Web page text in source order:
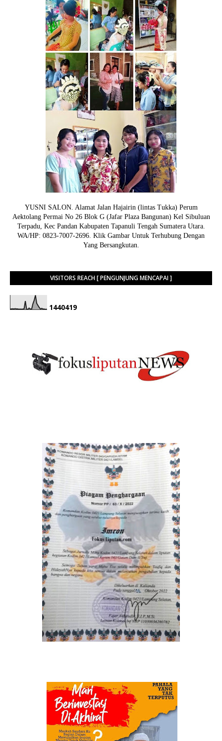
YUSNI SALON. Alamat Jalan Hajairin (lintas Tukka) Perum
Aektolang Permai No 26 Blok G (Jafar Plaza Bangunan) Kel Sibuluan
Terpadu, Kec Pandan Kabupaten Tapanuli Tengah Sumatera Utara.
WA/HP: 0823-7007-2696. Klik Gambar Untuk Terhubung Dengan
Yang Bersangkutan.
VISITORS REACH [ PENGUNJUNG MENCAPAI ]
1440419